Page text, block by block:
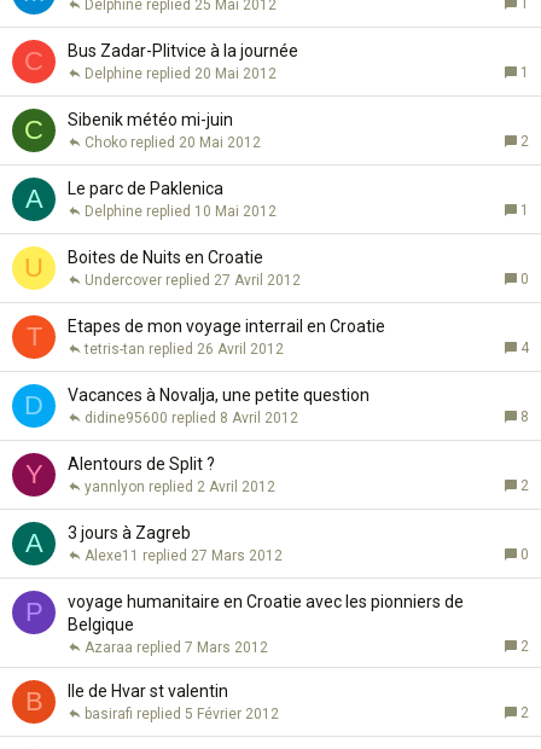
1
25 Mai 2012
Delphine
C Bus Zadar-Plitvice à la journée
1
20 Mai 2012
Delphine
C Sibenik météo mi-juin
2
20 Mai 2012
Choko
A Le parc de Paklenica
1
10 Mai 2012
Delphine
U Boites de Nuits en Croatie
0
27 Avril 2012
Undercover
T Etapes de mon voyage interrail en Croatie
4
26 Avril 2012
tetris-tan
D Vacances à Novalja, une petite question
8
8 Avril 2012
didine95600
Y Alentours de Split ?
2
2 Avril 2012
yannlyon
A 3 jours à Zagreb
0
27 Mars 2012
Alexe11
P
voyage humanitaire en Croatie avec les pionniers de
Belgique
2
7 Mars 2012
Azaraa
B Ile de Hvar st valentin
2
5 Février 2012
basirafi